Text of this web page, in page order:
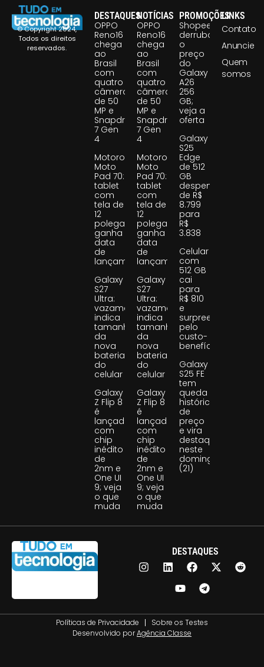
© Copyright 2024,
Todos os direitos
reservados.
DESTAQUES
OPPO
Reno16
chega
ao
Brasil
com
quatro
câmeras
de 50
MP e
Snapdragon
7 Gen
4
Motorola
Moto
Pad 70:
tablet
com
tela de
12
polegadas
ganha
data
de
lançamento
Galaxy
S27
Ultra:
vazamento
indica
tamanho
da
nova
bateria
do
celular
Galaxy
Z Flip 8
é
lançado
com
chip
inédito
de
2nm e
One UI
9; veja
o que
muda
NOTÍCIAS
OPPO
Reno16
chega
ao
Brasil
com
quatro
câmeras
de 50
MP e
Snapdragon
7 Gen
4
Motorola
Moto
Pad 70:
tablet
com
tela de
12
polegadas
ganha
data
de
lançamento
Galaxy
S27
Ultra:
vazamento
indica
tamanho
da
nova
bateria
do
celular
Galaxy
Z Flip 8
é
lançado
com
chip
inédito
de
2nm e
One UI
9; veja
o que
muda
PROMOÇÕES
Shopee
derruba
o
preço
do
Galaxy
A26
256
GB;
veja a
oferta
Galaxy
S25
Edge
de 512
GB
despenca
de R$
8.799
para
R$
3.838
Celular
com
512 GB
cai
para
R$ 810
e
surpreende
pelo
custo-
benefício
Galaxy
S25 FE
tem
queda
histórica
de
preço
e vira
destaque
neste
domingo
(21)
LINKS
Contato
Anuncie
Quem
somos
DESTAQUES
Políticas de Privacidade
Sobre os Testes
Desenvolvido porAgência Classe